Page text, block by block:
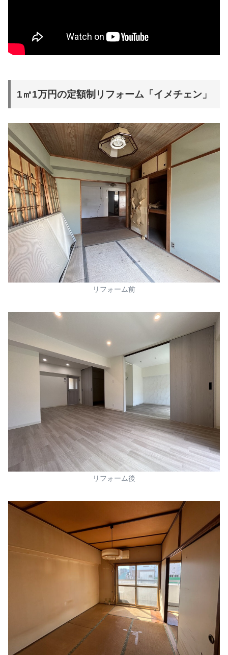
1㎡1万円の定額制リフォーム「イメチェン」
リフォーム前
リフォーム後